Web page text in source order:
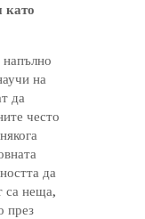
като
на
да
често
да
са неща,
през